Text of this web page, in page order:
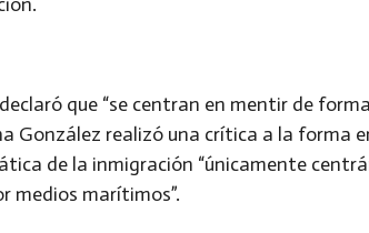
que “se centran en mentir de
González realizó una crítica a la forma
de la inmigración “únicamente
medios marítimos”.